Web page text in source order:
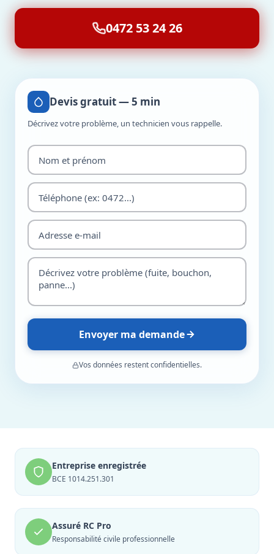
0472 53 24 26
Devis gratuit — 5 min
Décrivez votre problème, un technicien vous rappelle.
Envoyer ma demande
Vos données restent confidentielles.
Entreprise enregistrée
BCE 1014.251.301
Assuré RC Pro
Responsabilité civile professionnelle